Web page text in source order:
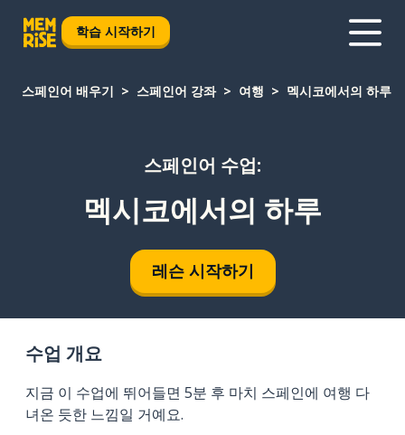
학습 시작하기
스페인어 배우기 스페인어 강좌 여행 멕시코에서의 하루
스페인어 수업:
멕시코에서의 하루
레슨 시작하기
수업 개요
지금 이 수업에 뛰어들면 5분 후 마치 스페인에 여행 다
녀온 듯한 느낌일 거예요.